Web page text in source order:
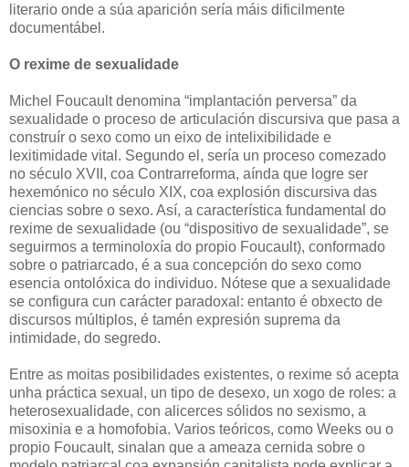
literario onde a súa aparición sería máis dificilmente
documentábel.
O rexime de sexualidade
Michel Foucault denomina “implantación perversa” da
sexualidade o proceso de articulación discursiva que pasa a
construír o sexo como un eixo de intelixibilidade e
lexitimidade vital. Segundo el, sería un proceso comezado
no século XVII, coa Contrarreforma, aínda que logre ser
hexemónico no século XIX, coa explosión discursiva das
ciencias sobre o sexo. Así, a característica fundamental do
rexime de sexualidade (ou “dispositivo de sexualidade”, se
seguirmos a terminoloxía do propio Foucault), conformado
sobre o patriarcado, é a sua concepción do sexo como
esencia ontolóxica do individuo. Nótese que a sexualidade
se configura cun carácter paradoxal: entanto é obxecto de
discursos múltiplos, é tamén expresión suprema da
intimidade, do segredo.
Entre as moitas posibilidades existentes, o rexime só acepta
unha práctica sexual, un tipo de desexo, un xogo de roles: a
heterosexualidade, con alicerces sólidos no sexismo, a
misoxinia e a homofobia. Varios teóricos, como Weeks ou o
propio Foucault, sinalan que a ameaza cernida sobre o